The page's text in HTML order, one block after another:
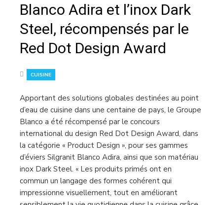
Blanco Adira et l’inox Dark
Steel, récompensés par le
Red Dot Design Award
CUISINE
Apportant des solutions globales destinées au point
d’eau de cuisine dans une centaine de pays, le Groupe
Blanco a été récompensé par le concours
international du design Red Dot Design Award, dans
la catégorie « Product Design », pour ses gammes
d’éviers Silgranit Blanco Adira, ainsi que son matériau
inox Dark Steel. « Les produits primés ont en
commun un langage des formes cohérent qui
impressionne visuellement, tout en améliorant